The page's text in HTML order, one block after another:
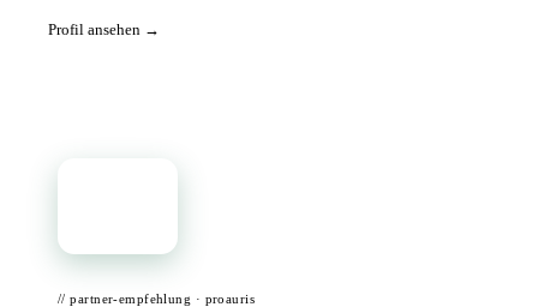
Profil ansehen →
// partner-empfehlung · proauris